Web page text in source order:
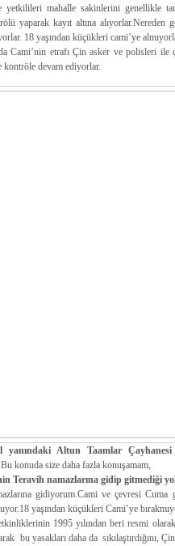
mahalle sakinlerini genellikle
yaparak kayıt altına alıyorlar.Nereden
18 yaşından küçükleri cami’ye
Cami’nin etrafı Çin asker ve polisleri
kontröle devam ediyorlar.
Altun Taamlar Çayhanesi
konuda size daha fazla konuşamam,
Teravih namazlarına gidip gitmediği
gidiyorum.Cami ve çevresi
yaşından küçükleri Cami’ye
1995 yılından beri resmi
bu yasakları daha da sıkılaştırdığını,